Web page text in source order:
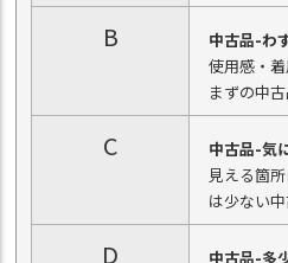
B
中古品-わ
使用感・
まずの中古
C
中古品-気
見える箇
は少ない中
D
中古品-多